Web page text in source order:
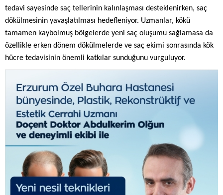
tedavi sayesinde saç tellerinin kalınlaşması desteklenirken, saç
dökülmesinin yavaşlatılması hedefleniyor. Uzmanlar, kökü
tamamen kaybolmuş bölgelerde yeni saç oluşumu sağlamasa da
özellikle erken dönem dökülmelerde ve saç ekimi sonrasında kök
hücre tedavisinin önemli katkılar sunduğunu vurguluyor.